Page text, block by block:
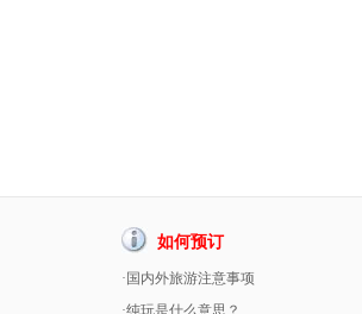
如何预订
·国内外旅游注意事项
·纯玩是什么意思？